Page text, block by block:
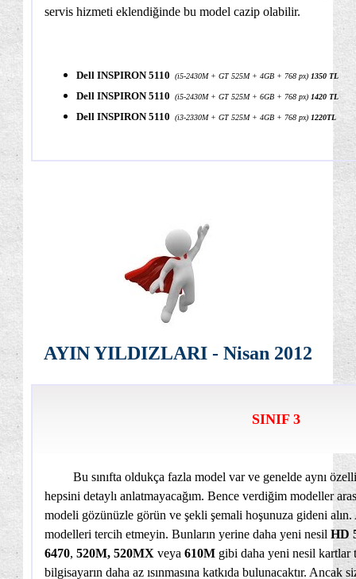
servis hizmeti eklendiğinde bu model cazip olabilir.
Dell INSPIRON 5110 (i5-2430M + GT 525M + 4GB + 768 px) 1350 TL
Dell INSPIRON 5110 (i5-2430M + GT 525M + 6GB + 768 px) 1420 TL
Dell INSPIRON 5110 (i3-2330M + GT 525M + 4GB + 768 px) 1220TL
AYIN YILDIZLARI - Nisan 2012
SINIF 3
Bu sınıfta oldukça fazla model var ve genelde aynı
hepsini detaylı anlatmayacağım. Bence verdiğim modeller
modeli gözünüzle görün ve şekli şemali hoşunuza gideni
modelleri tercih etmeyin. Bunların yerine daha yeni nesil HD
6470, 520M, 520MX veya 610M gibi daha yeni nesil kartlar
bilgisayarın daha az ısınmasına katkıda bulunacaktır. Ancak